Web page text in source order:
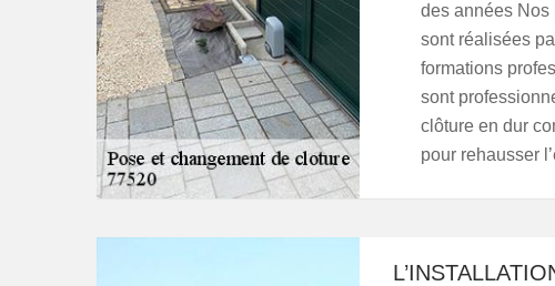
des années Nos
sont réalisées
formations
sont
clôture en dur
pour rehausser